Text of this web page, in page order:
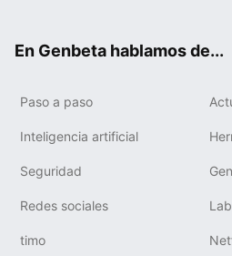
En Genbeta hablamos de...
Paso a paso
Inteligencia artificial
Seguridad
Redes sociales
timo